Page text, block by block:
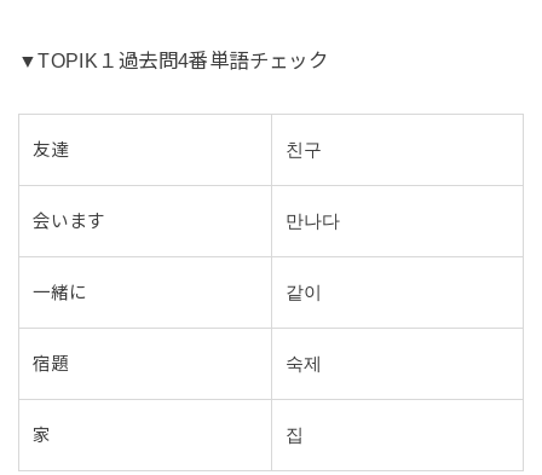
▼TOPIK１過去問4番単語チェック
友達 친구
会います 만나다
一緒に 같이
宿題 숙제
家 집